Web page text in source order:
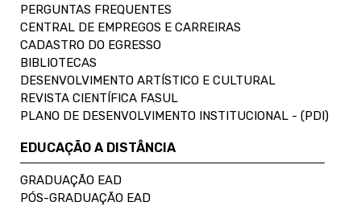
PERGUNTAS FREQUENTES
CENTRAL DE EMPREGOS E CARREIRAS
CADASTRO DO EGRESSO
BIBLIOTECAS
DESENVOLVIMENTO ARTÍSTICO E CULTURAL
REVISTA CIENTÍFICA FASUL
PLANO DE DESENVOLVIMENTO INSTITUCIONAL - (PDI)
EDUCAÇÃO A DISTÂNCIA
GRADUAÇÃO EAD
PÓS-GRADUAÇÃO EAD